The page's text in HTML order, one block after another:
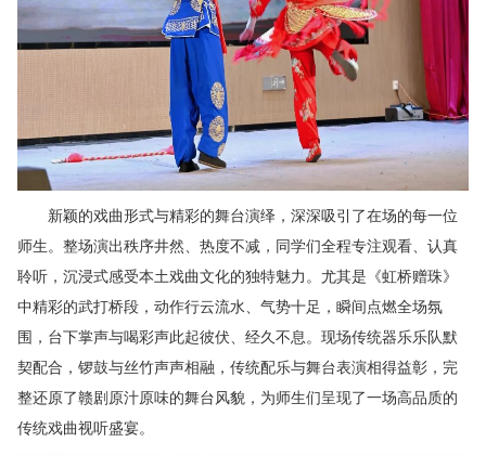
新颖的戏曲形式与精彩的舞台演绎，深深吸引了在场的每一位
师生。整场演出秩序井然、热度不减，同学们全程专注观看、认真
聆听，沉浸式感受本土戏曲文化的独特魅力。尤其是《虹桥赠珠》
中精彩的武打桥段，动作行云流水、气势十足，瞬间点燃全场氛
围，台下掌声与喝彩声此起彼伏、经久不息。现场传统器乐乐队默
契配合，锣鼓与丝竹声声相融，传统配乐与舞台表演相得益彰，完
整还原了赣剧原汁原味的舞台风貌，为师生们呈现了一场高品质的
传统戏曲视听盛宴。